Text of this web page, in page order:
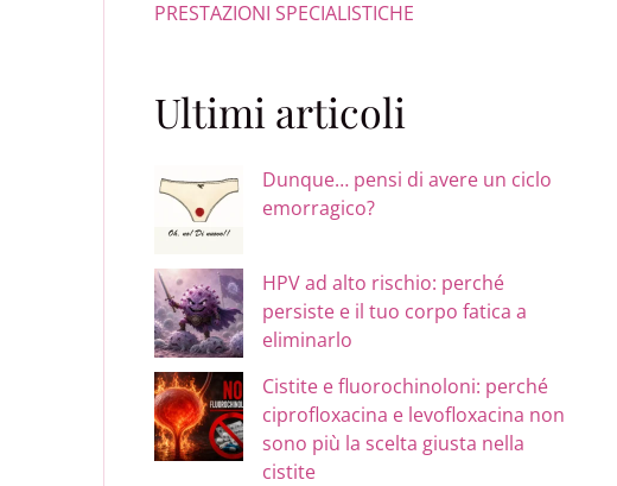
PRESTAZIONI SPECIALISTICHE
Ultimi articoli
Dunque… pensi di avere un ciclo
emorragico?
HPV ad alto rischio: perché
persiste e il tuo corpo fatica a
eliminarlo
Cistite e fluorochinoloni: perché
ciprofloxacina e levofloxacina non
sono più la scelta giusta nella
cistite